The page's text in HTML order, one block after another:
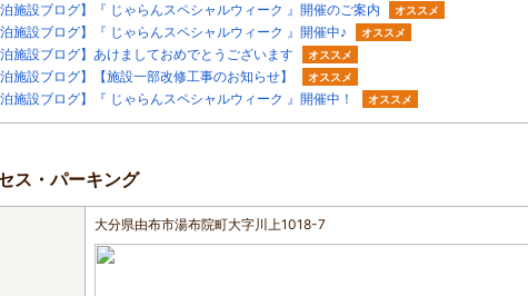
泊施設ブログ】『 じゃらんスペシャルウィーク 』開催のご案内 オススメ
泊施設ブログ】『 じゃらんスペシャルウィーク 』開催中♪ オススメ
泊施設ブログ】あけましておめでとうございます オススメ
泊施設ブログ】【施設一部改修工事のお知らせ】 オススメ
泊施設ブログ】『 じゃらんスペシャルウィーク 』開催中！ オススメ
ス・パーキング
大分県由布市湯布院町大字川上1018-7